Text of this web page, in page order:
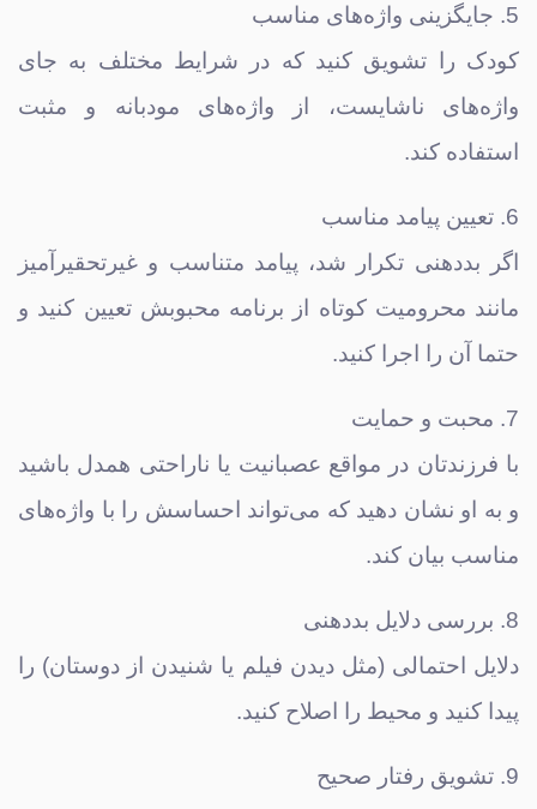
5. جایگزینی واژه‌های مناسب
کودک را تشویق کنید که در شرایط مختلف به جای
واژه‌های ناشایست، از واژه‌های مودبانه و مثبت
استفاده کند.
6. تعیین پیامد مناسب
اگر بددهنی تکرار شد، پیامد متناسب و غیرتحقیرآمیز
مانند محرومیت کوتاه از برنامه محبوبش تعیین کنید و
حتما آن را اجرا کنید.
7. محبت و حمایت
با فرزندتان در مواقع عصبانیت یا ناراحتی همدل باشید
و به او نشان دهید که می‌تواند احساسش را با واژه‌های
مناسب بیان کند.
8. بررسی دلایل بددهنی
دلایل احتمالی (مثل دیدن فیلم یا شنیدن از دوستان) را
پیدا کنید و محیط را اصلاح کنید.
9. تشویق رفتار صحیح